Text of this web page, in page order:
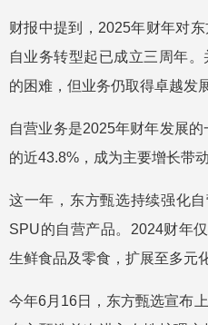
财报中提到，2025年财年对
自业务转型起已成立三周年
的困难，但业务仍取得卓越发展
自营业务是2025年财年发展
的近43.8%，成为主要增长带动
这一年，东方甄选持续强化
SPU的自营产品。2024财年
生鲜食品及零食，扩展至多元
今年6月16日，东方甄选宣布